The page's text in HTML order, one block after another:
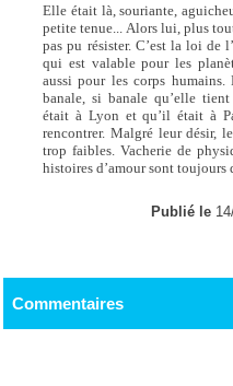
Elle était là, souriante,
petite tenue... Alors lui, plus
pas pu résister. C’est la loi de
qui est valable pour les
aussi pour les corps humains.
banale, si banale qu’elle
était à Lyon et qu’il était à
rencontrer. Malgré leur désir,
trop faibles. Vacherie de
histoires d’amour sont toujours
Publié le
Commentaires